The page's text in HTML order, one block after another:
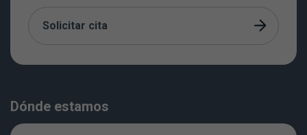
Solicitar cita
Dónde estamos